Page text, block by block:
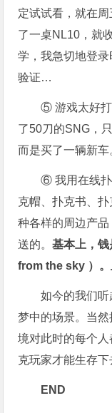
定试试看，就在
了一桌NL10，就
学，我急切地登
验证…
⑤ 游戏太好打
了50刀的SNG，
而是买了一辆新车
⑥ 我用在线
克帽、扑克书、
种各样的周边产
送的。基本上，
from the sky ）
如今的我们听
梦中的场景。当
境对此时的每个
克玩家才能生存下
END